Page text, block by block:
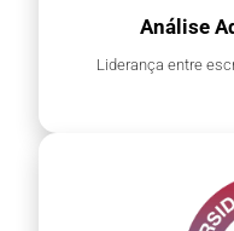
Análise
Liderança entre